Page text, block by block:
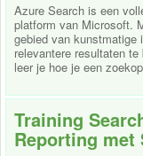
Azure Search is een
platform van Microsoft.
gebied van kunstmatige
relevantere resultaten
leer je hoe je een
Training
Reporting met